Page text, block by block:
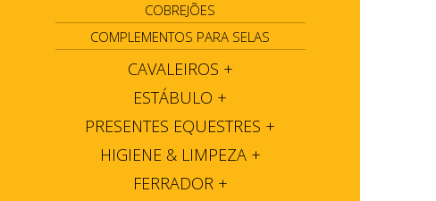
COBREJÕES
COMPLEMENTOS PARA SELAS
CAVALEIROS +
ESTÁBULO +
PRESENTES EQUESTRES +
HIGIENE & LIMPEZA +
FERRADOR +